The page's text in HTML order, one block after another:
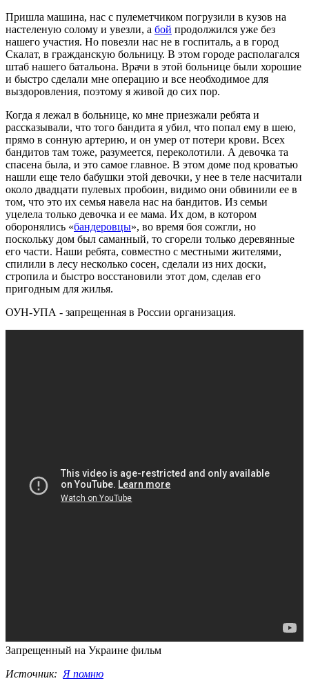
Пришла машина, нас с пулеметчиком погрузили в кузов на
настеленую солому и увезли, а бой продолжился уже без
нашего участия. Но повезли нас не в госпиталь, а в город
Скалат, в гражданскую больницу. В этом городе располагался
штаб нашего батальона. Врачи в этой больнице были хорошие
и быстро сделали мне операцию и все необходимое для
выздоровления, поэтому я живой до сих пор.
Когда я лежал в больнице, ко мне приезжали ребята и
рассказывали, что того бандита я убил, что попал ему в шею,
прямо в сонную артерию, и он умер от потери крови. Всех
бандитов там тоже, разумеется, переколотили. А девочка та
спасена была, и это самое главное. В этом доме под кроватью
нашли еще тело бабушки этой девочки, у нее в теле насчитали
около двадцати пулевых пробоин, видимо они обвинили ее в
том, что это их семья навела нас на бандитов. Из семьи
уцелела только девочка и ее мама. Их дом, в котором
оборонялись «бандеровцы», во время боя сожгли, но
поскольку дом был саманный, то сгорели только деревянные
его части. Наши ребята, совместно с местными жителями,
спилили в лесу несколько сосен, сделали из них доски,
стропила и быстро восстановили этот дом, сделав его
пригодным для жилья.
ОУН-УПА - запрещенная в России организация.
Запрещенный на Украине фильм
Источник: Я помню